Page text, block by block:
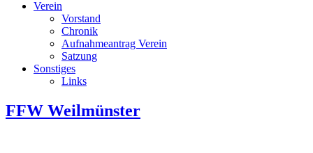
Verein
Vorstand
Chronik
Aufnahmeantrag Verein
Satzung
Sonstiges
Links
FFW Weilmünster